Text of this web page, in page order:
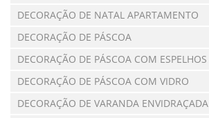
DECORAÇÃO DE NATAL APARTAMENTO
DECORAÇÃO DE PÁSCOA
DECORAÇÃO DE PÁSCOA COM ESPELHOS
DECORAÇÃO DE PÁSCOA COM VIDRO
DECORAÇÃO DE VARANDA ENVIDRAÇADA